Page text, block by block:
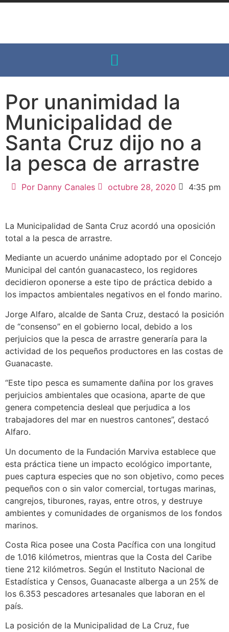
Por unanimidad la
Municipalidad de
Santa Cruz dijo no a
la pesca de arrastre
PorDanny Canales octubre 28, 2020 4:35 pm
La Municipalidad de Santa Cruz acordó una oposición
total a la pesca de arrastre.
Mediante un acuerdo unánime adoptado por el Concejo
Municipal del cantón guanacasteco, los regidores
decidieron oponerse a este tipo de práctica debido a
los impactos ambientales negativos en el fondo marino.
Jorge Alfaro, alcalde de Santa Cruz, destacó la posición
de “consenso” en el gobierno local, debido a los
perjuicios que la pesca de arrastre generaría para la
actividad de los pequeños productores en las costas de
Guanacaste.
“Este tipo pesca es sumamente dañina por los graves
perjuicios ambientales que ocasiona, aparte de que
genera competencia desleal que perjudica a los
trabajadores del mar en nuestros cantones”, destacó
Alfaro.
Un documento de la Fundación Marviva establece que
esta práctica tiene un impacto ecológico importante,
pues captura especies que no son objetivo, como peces
pequeños con o sin valor comercial, tortugas marinas,
cangrejos, tiburones, rayas, entre otros, y destruye
ambientes y comunidades de organismos de los fondos
marinos.
Costa Rica posee una Costa Pacífica con una longitud
de 1.016 kilómetros, mientras que la Costa del Caribe
tiene 212 kilómetros. Según el Instituto Nacional de
Estadística y Censos, Guanacaste alberga a un 25% de
los 6.353 pescadores artesanales que laboran en el
país.
La posición de la Municipalidad de La Cruz, fue